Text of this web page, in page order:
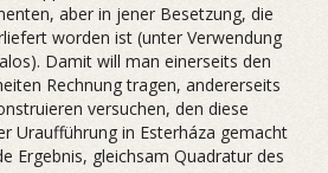
aber in jener Besetzung, die
worden ist (unter Verwendung
Damit will man einerseits den
Rechnung tragen, andererseits
versuchen, den diese
Uraufführung in Esterháza gemacht
Ergebnis, gleichsam Quadratur des